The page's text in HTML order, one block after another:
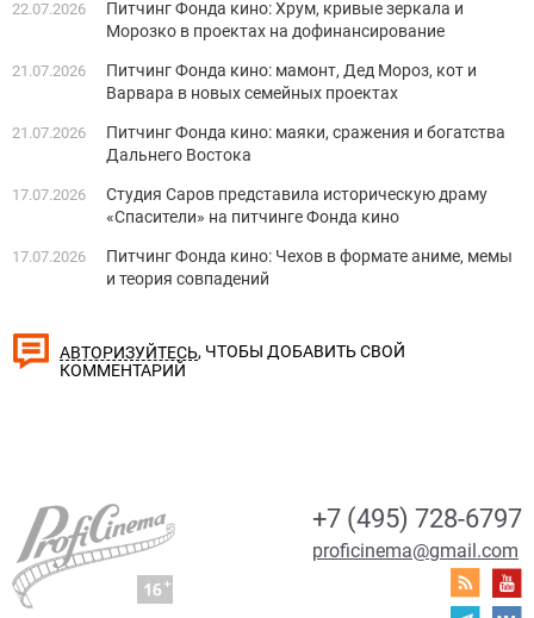
22.07.2026
Питчинг Фонда кино: Хрум, кривые зеркала и
Морозко в проектах на дофинансирование
21.07.2026
Питчинг Фонда кино: мамонт, Дед Мороз, кот и
Варвара в новых семейных проектах
21.07.2026
Питчинг Фонда кино: маяки, сражения и богатства
Дальнего Востока
17.07.2026
Студия Саров представила историческую драму
«Спасители» на питчинге Фонда кино
17.07.2026
Питчинг Фонда кино: Чехов в формате аниме, мемы
и теория совпадений
АВТОРИЗУЙТЕСЬ, ЧТОБЫ ДОБАВИТЬ СВОЙ
КОММЕНТАРИЙ
+7 (495) 728-6797
proficinema@gmail.com